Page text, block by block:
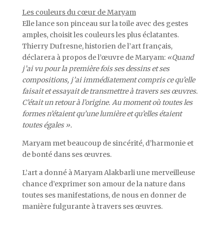
Les couleurs du cœur de Maryam
Elle lance son pinceau sur la toile avec des gestes
amples, choisit les couleurs les plus éclatantes.
Thierry Dufresne, historien de l’art français,
déclarera à propos de l’œuvre de Maryam: «Quand
j’ai vu pour la première fois ses dessins et ses
compositions, j’ai immédiatement compris ce qu’elle
faisait et essayait de transmettre à travers ses œuvres.
C’était un retour à l’origine. Au moment où toutes les
formes n’étaient qu’une lumière et qu’elles étaient
toutes égales ».
Maryam met beaucoup de sincérité, d’harmonie et
de bonté dans ses œuvres.
L’art a donné à Maryam Alakbarli une merveilleuse
chance d’exprimer son amour de la nature dans
toutes ses manifestations, de nous en donner de
manière fulgurante à travers ses œuvres.